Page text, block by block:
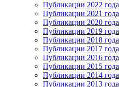
Публикации 2022 года
Публикации 2021 года
Публикации 2020 года
Публикации 2019 года
Публикации 2018 года
Публикации 2017 года
Публикации 2016 года
Публикации 2015 года
Публикации 2014 года
Публикации 2013 года